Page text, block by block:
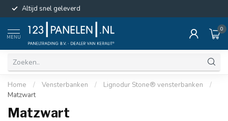
Altijd snel geleverd
MENU
0
Home / Vensterbanken / Lignodur Stone® vensterbanken
/
Matzwart
Matzwart